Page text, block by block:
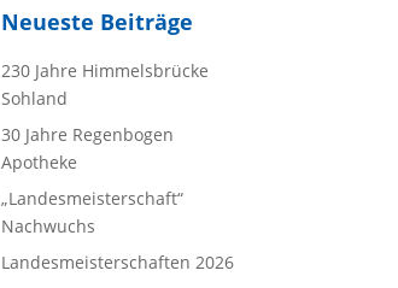
Neueste Beiträge
230 Jahre Himmelsbrücke
Sohland
30 Jahre Regenbogen
Apotheke
„Landesmeisterschaft“
Nachwuchs
Landesmeisterschaften 2026